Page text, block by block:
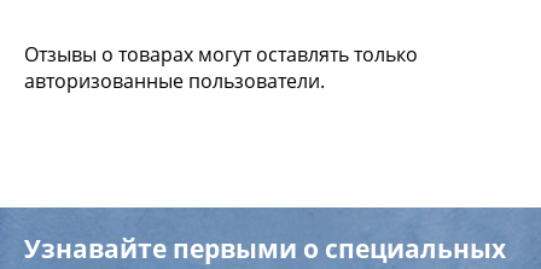
Отзывы о товарах могут оставлять только
авторизованные пользователи.
Узнавайте первыми о специальных